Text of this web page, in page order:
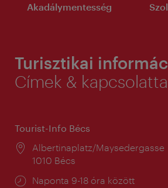
Akadálymentesség
Turisztikai
Címek &
Tourist-Info Bécs
Helyszín:
Albertinaplatz/Maysedergasse
1010 Bécs
Nyitva
Naponta 9-18 óra között